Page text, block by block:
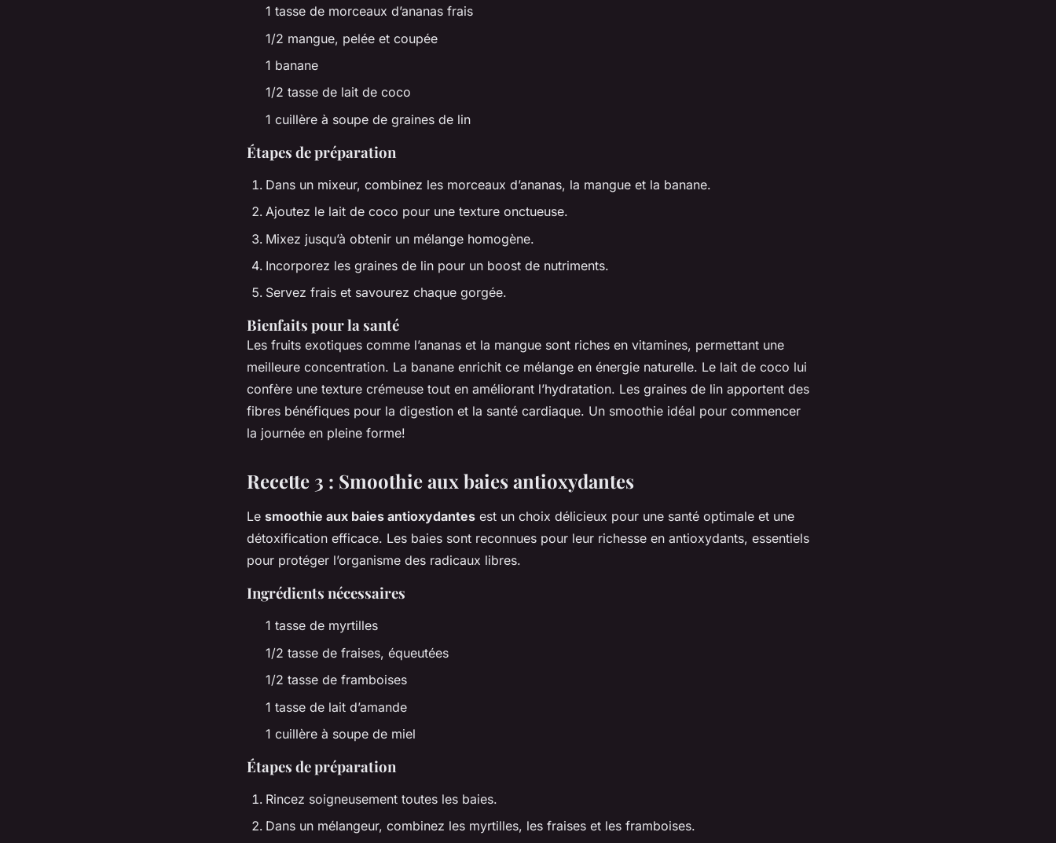
1 tasse de morceaux d’ananas frais
1/2 mangue, pelée et coupée
1 banane
1/2 tasse de lait de coco
1 cuillère à soupe de graines de lin
Étapes de préparation
Dans un mixeur, combinez les morceaux d’ananas, la mangue et la banane.
Ajoutez le lait de coco pour une texture onctueuse.
Mixez jusqu’à obtenir un mélange homogène.
Incorporez les graines de lin pour un boost de nutriments.
Servez frais et savourez chaque gorgée.
Bienfaits pour la santé
Les fruits exotiques comme l’ananas et la mangue sont riches en vitamines, permettant une
meilleure concentration. La banane enrichit ce mélange en énergie naturelle. Le lait de coco lui
confère une texture crémeuse tout en améliorant l’hydratation. Les graines de lin apportent des
fibres bénéfiques pour la digestion et la santé cardiaque. Un smoothie idéal pour commencer
la journée en pleine forme!
Recette 3 : Smoothie aux baies antioxydantes
Le smoothie aux baies antioxydantes est un choix délicieux pour une santé optimale et une
détoxification efficace. Les baies sont reconnues pour leur richesse en antioxydants, essentiels
pour protéger l’organisme des radicaux libres.
Ingrédients nécessaires
1 tasse de myrtilles
1/2 tasse de fraises, équeutées
1/2 tasse de framboises
1 tasse de lait d’amande
1 cuillère à soupe de miel
Étapes de préparation
Rincez soigneusement toutes les baies.
Dans un mélangeur, combinez les myrtilles, les fraises et les framboises.